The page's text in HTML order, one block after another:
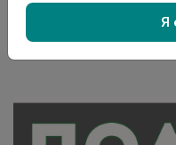
в момент
Я